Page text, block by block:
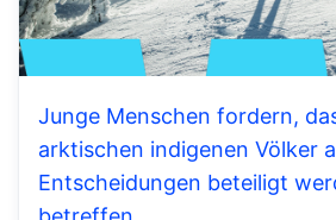
Junge Menschen fordern,
arktischen indigenen Völker
Entscheidungen beteiligt